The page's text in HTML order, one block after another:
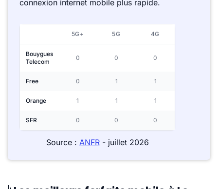
connexion internet mobile plus rapide.
5G+ 5G 4G
Bouygues
Telecom
0 0 0
Free 0 1 1
Orange 1 1 1
SFR 0 0 0
Source : ANFR- juillet 2026